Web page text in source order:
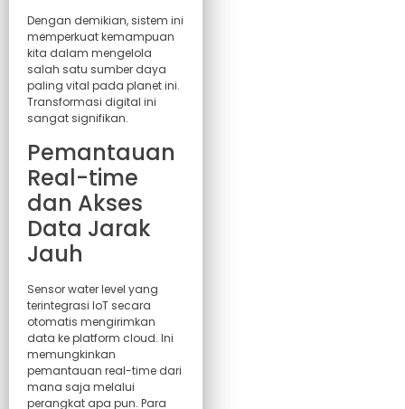
Dengan demikian, sistem ini
memperkuat kemampuan
kita dalam mengelola
salah satu sumber daya
paling vital pada planet ini.
Transformasi digital ini
sangat signifikan.
Pemantauan
Real-time
dan Akses
Data Jarak
Jauh
Sensor water level yang
terintegrasi IoT secara
otomatis mengirimkan
data ke platform cloud. Ini
memungkinkan
pemantauan real-time dari
mana saja melalui
perangkat apa pun. Para